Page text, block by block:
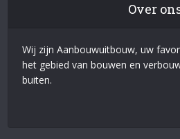
Over
Wij zijn Aanbouwuitbouw, uw
het gebied van bouwen en
buiten.